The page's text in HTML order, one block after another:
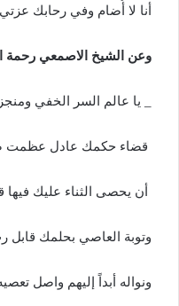
أنا لا أُضام وفي رحابك
وعن الشيخ الاصمعي رحمة
_ يا عالم السر الخفي ومنجز
قضاء حكمك عادل عظمت
أن يحصى الثناء عليك فيها
وتوبة العاصي بحلمك قابل
ونواله أبداً إليهم واصل